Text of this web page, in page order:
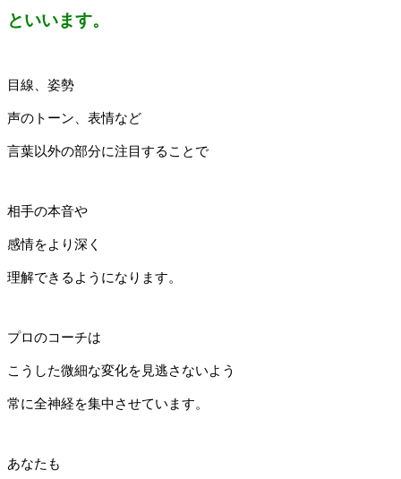
といいます。
目線、姿勢
声のトーン、表情など
言葉以外の部分に注目することで
相手の本音や
感情をより深く
理解できるようになります。
プロのコーチは
こうした微細な変化を見逃さないよう
常に全神経を集中させています。
あなたも